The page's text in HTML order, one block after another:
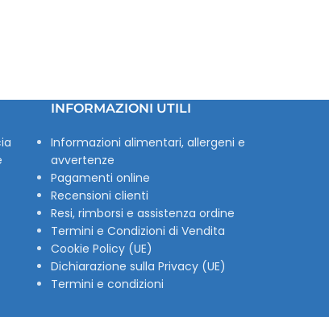
INFORMAZIONI UTILI
Informazioni alimentari, allergeni e
avvertenze
Pagamenti online
Recensioni clienti
Resi, rimborsi e assistenza ordine
Termini e Condizioni di Vendita
Cookie Policy (UE)
Dichiarazione sulla Privacy (UE)
Termini e condizioni